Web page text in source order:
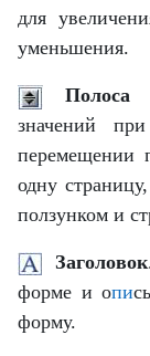
для
уменьшения.
Полоса
значений
перемещении
одну
ползунком и
Заголовок
форме и опи
форму.